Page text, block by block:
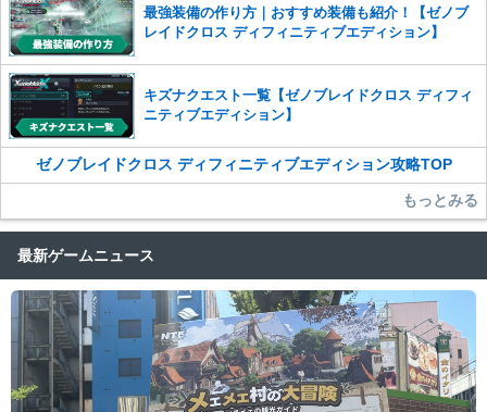
最強装備の作り方｜おすすめ装備も紹介！【ゼノブ
レイドクロス ディフィニティブエディション】
キズナクエスト一覧【ゼノブレイドクロス ディフィ
ニティブエディション】
ゼノブレイドクロス ディフィニティブエディション攻略TOP
もっとみる
最新ゲームニュース